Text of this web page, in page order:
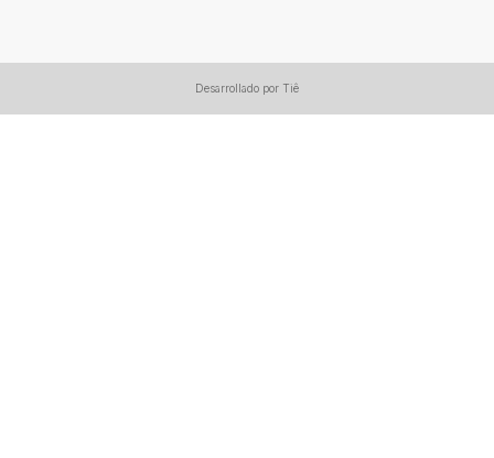
Desarrollado por Tiê